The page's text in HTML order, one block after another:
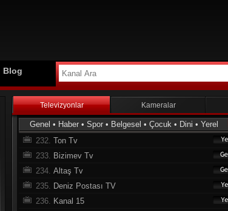
Blog
Televizyonlar Kameralar
Genel • Haber • Spor • Belgesel • Çocuk • Dini • Yerel
Türkmeneli TV
Agro TV
229.İzmir Türk TV
230.Tokat Süper Tv
231.Hunat TV
232. Ton Tv
233. Bizimev Tv
234. Altaş Tv
235. Deniz Postası TV
236. Kanal 15